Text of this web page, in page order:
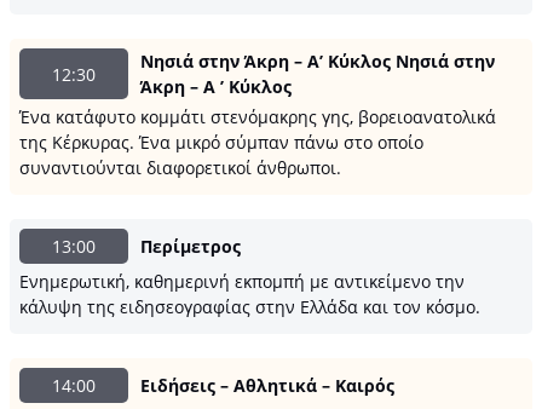
12:30
Νησιά στην Άκρη – Α’ Κύκλος Νησιά στην
Άκρη – Α ’ Κύκλος
Ένα κατάφυτο κομμάτι στενόμακρης γης, βορειοανατολικά
της Κέρκυρας. Ένα μικρό σύμπαν πάνω στο οποίο
συναντιούνται διαφορετικοί άνθρωποι.
13:00
Περίμετρος
Ενημερωτική, καθημερινή εκπομπή με αντικείμενο την
κάλυψη της ειδησεογραφίας στην Ελλάδα και τον κόσμο.
14:00 Ειδήσεις – Αθλητικά – Καιρός